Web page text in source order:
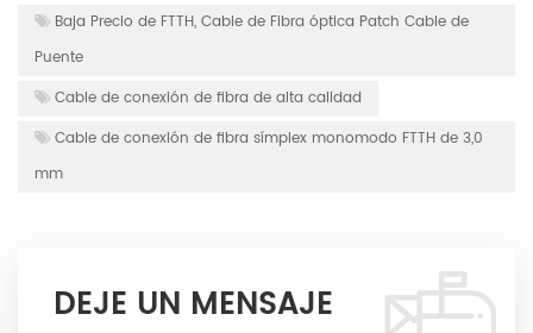
Baja Precio de FTTH, Cable de Fibra óptica Patch Cable de
Puente
Cable de conexión de fibra de alta calidad
Cable de conexión de fibra símplex monomodo FTTH de 3,0
mm
DEJE UN MENSAJE